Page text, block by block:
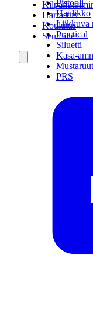
Pistooli
Haulikko
Liikkuva
Practical
Siluetti
Kasa-
PRS
Harrastus
Koulutus
Seuroille